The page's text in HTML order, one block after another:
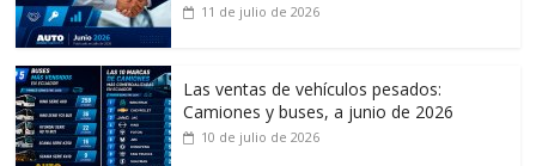
11 de julio de 2026
Las ventas de vehículos pesados:
Camiones y buses, a junio de 2026
10 de julio de 2026